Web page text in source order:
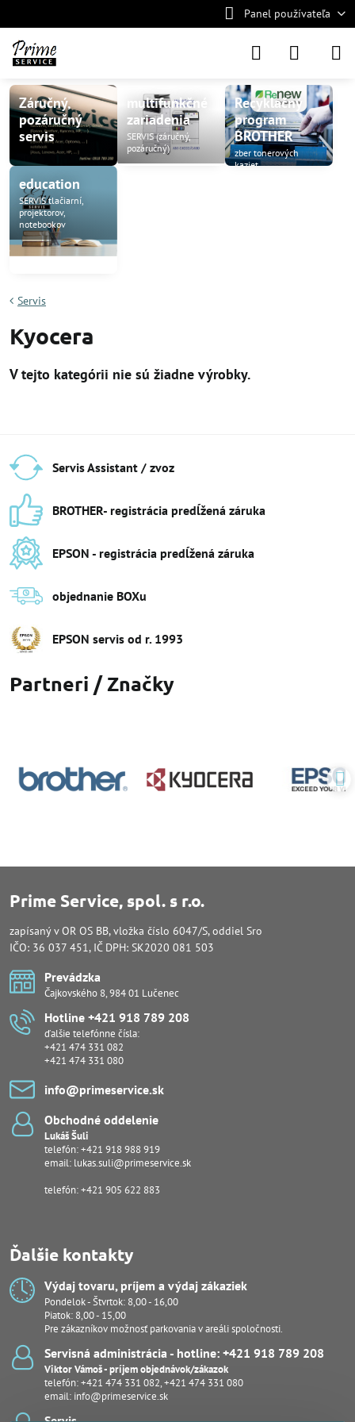
Panel používateľa
Záručný,
pozáručný
servis
multifunkčné
zariadenia
SERVIS (záručný,
pozáručný)
Recyklačný
program
BROTHER
zber tonerových
kaziet
education
SERVIS tlačiarní,
projektorov,
notebookov
Servis
Kyocera
Servis Assistant / zvoz
BROTHER- registrácia predĺžená záruka
EPSON - registrácia predĺžená záruka
objednanie BOXu
EPSON servis od r​. 1993
Partneri / Značky
Prime Service, spol. s r.o.
zapísaný v OR OS BB, vložka číslo 6047/S, oddiel Sro
IČO: 36 037 451, IČ DPH: SK2020 081 503
Prevádzka
Čajkovského 8, 984 01 Lučenec
Hotline +421 918 789 208
ďalšie telefónne čísla:
+421 474 331 082
+421 474 331 080
info​@primeservice​.sk
Obchodné oddelenie
Lukáš Šuli
telefón:+421 918 988 919
email: lukas.suli@primeservice.sk
telefón: +421 905 622 883
Ďalšie kontakty
Výdaj tovaru, príjem a výdaj zákaziek
Pondelok - Štvrtok: 8,00 - 16,00
Piatok: 8,00 - 15,00
Pre zákazníkov možnosť parkovania v areáli spoločnosti.
Servisná administrácia - hotline: +421 918 789 208
Viktor Vámoš - príjem objednávok/zákazok
telefón:+421 474 331 082,+421 474 331 080
email: info@primeservice.sk